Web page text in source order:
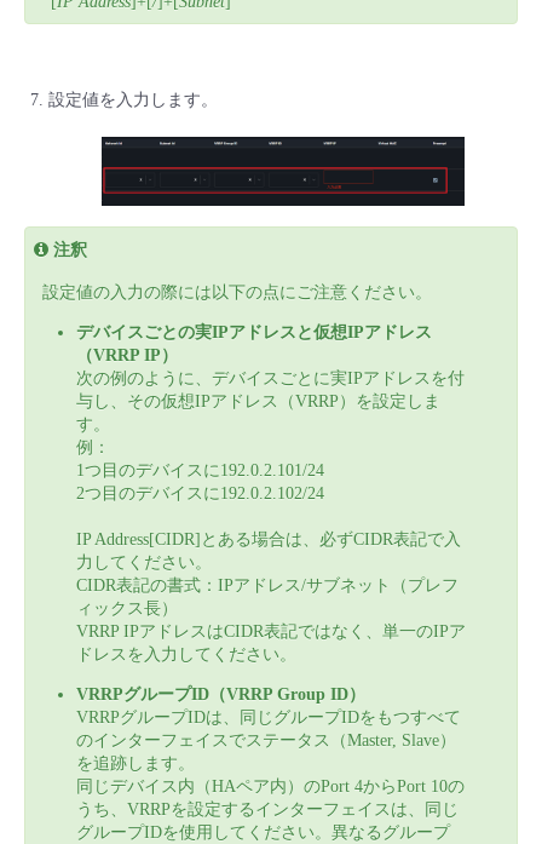
設定値を入力します。
注釈
設定値の入力の際には以下の点にご注意ください。
デバイスごとの実IPアドレスと仮想IPアドレス
（VRRP IP）
次の例のように、デバイスごとに実IPアドレスを付
与し、その仮想IPアドレス（VRRP）を設定しま
す。
例：
1つ目のデバイスに192.0.2.101/24
2つ目のデバイスに192.0.2.102/24
IP Address[CIDR]とある場合は、必ずCIDR表記で入
力してください。
CIDR表記の書式：IPアドレス/サブネット（プレフ
ィックス長）
VRRP IPアドレスはCIDR表記ではなく、単一のIPア
ドレスを入力してください。
VRRPグループID（VRRP Group ID）
VRRPグループIDは、同じグループIDをもつすべて
のインターフェイスでステータス（Master, Slave）
を追跡します。
同じデバイス内（HAペア内）のPort 4からPort 10の
うち、VRRPを設定するインターフェイスは、同じ
グループIDを使用してください。異なるグループ